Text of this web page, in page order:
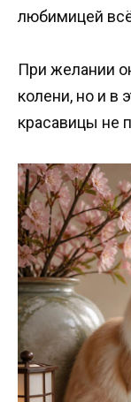
любимицей
При желании
колени, но и в
красавицы не